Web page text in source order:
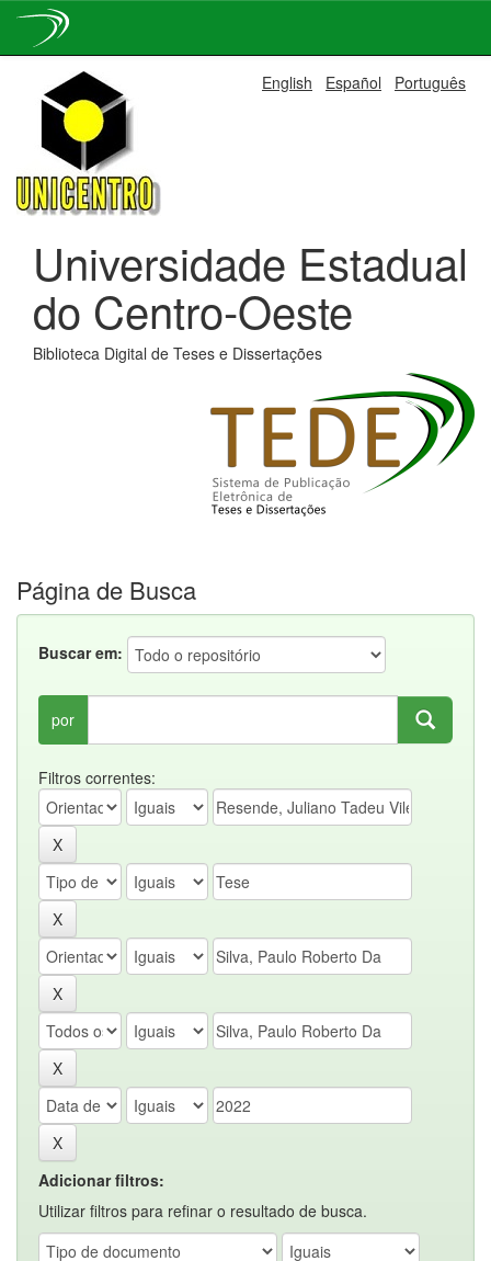
navigation
English Español Português
Universidade Estadual
do Centro-Oeste
Biblioteca Digital de Teses e Dissertações
Página de Busca
Buscar em:
por
Filtros correntes:
Adicionar filtros:
Utilizar filtros para refinar o resultado de busca.